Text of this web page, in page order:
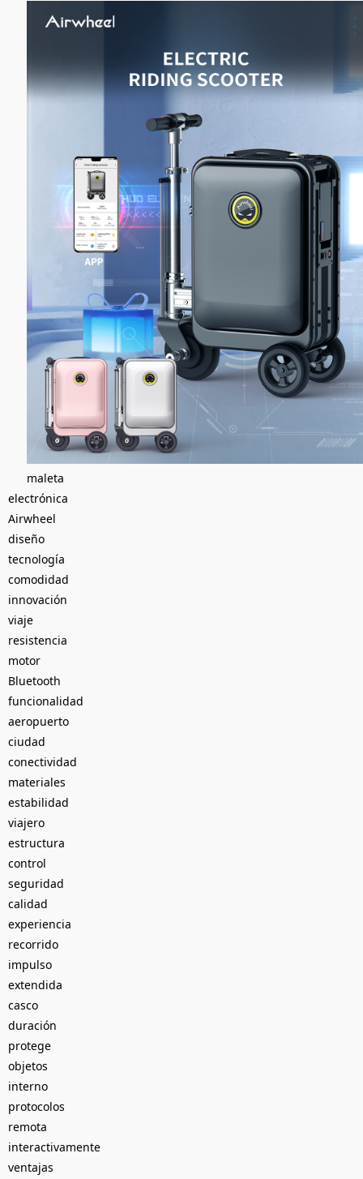
maleta
electrónica
Airwheel
diseño
tecnología
comodidad
innovación
viaje
resistencia
motor
Bluetooth
funcionalidad
aeropuerto
ciudad
conectividad
materiales
estabilidad
viajero
estructura
control
seguridad
calidad
experiencia
recorrido
impulso
extendida
casco
duración
protege
objetos
interno
protocolos
remota
interactivamente
ventajas